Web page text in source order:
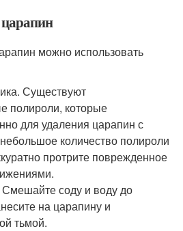
можно использовать
Существуют
полироли, которые
для удаления царапин с
количество полироли
протрите поврежденное
соду и воду до
на царапину и
тьмой.